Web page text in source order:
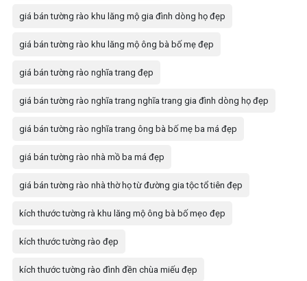
giá bán tường rào khu lăng mộ gia đình dòng họ đẹp
giá bán tường rào khu lăng mộ ông bà bố mẹ đẹp
giá bán tường rào nghĩa trang đẹp
giá bán tường rào nghĩa trang nghĩa trang gia đình dòng họ đẹp
giá bán tường rào nghĩa trang ông bà bố mẹ ba má đẹp
giá bán tường rào nhà mồ ba má đẹp
giá bán tường rào nhà thờ họ từ đường gia tộc tổ tiên đẹp
kích thước tường rà khu lăng mộ ông bà bố mẹo đẹp
kích thước tường rào đẹp
kích thước tường rào đình đền chùa miếu đẹp